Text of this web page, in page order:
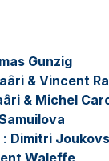
Gunzig
& Vincent
& Michel
Dimitri
Waleffe